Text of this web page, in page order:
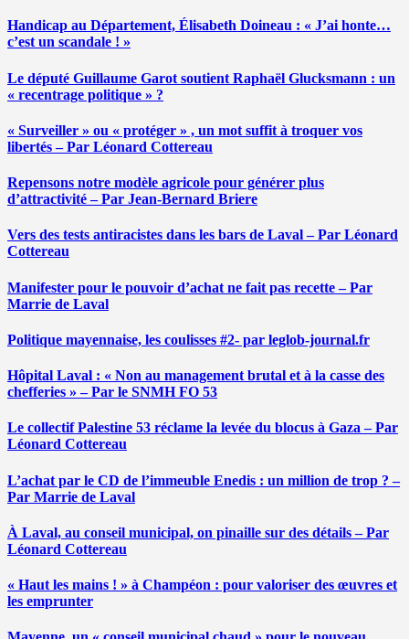
Handicap au Département, Élisabeth Doineau : « J’ai honte…
c’est un scandale ! »
Le député Guillaume Garot soutient Raphaël Glucksmann : un
« recentrage politique » ?
« Surveiller » ou « protéger » , un mot suffit à troquer vos
libertés – Par Léonard Cottereau
Repensons notre modèle agricole pour générer plus
d’attractivité – Par Jean-Bernard Briere
Vers des tests antiracistes dans les bars de Laval – Par Léonard
Cottereau
Manifester pour le pouvoir d’achat ne fait pas recette – Par
Marrie de Laval
Politique mayennaise, les coulisses #2- par leglob-journal.fr
Hôpital Laval : « Non au management brutal et à la casse des
chefferies » – Par le SNMH FO 53
Le collectif Palestine 53 réclame la levée du blocus à Gaza – Par
Léonard Cottereau
L’achat par le CD de l’immeuble Enedis : un million de trop ? –
Par Marrie de Laval
À Laval, au conseil municipal, on pinaille sur des détails – Par
Léonard Cottereau
« Haut les mains ! » à Champéon : pour valoriser des œuvres et
les emprunter